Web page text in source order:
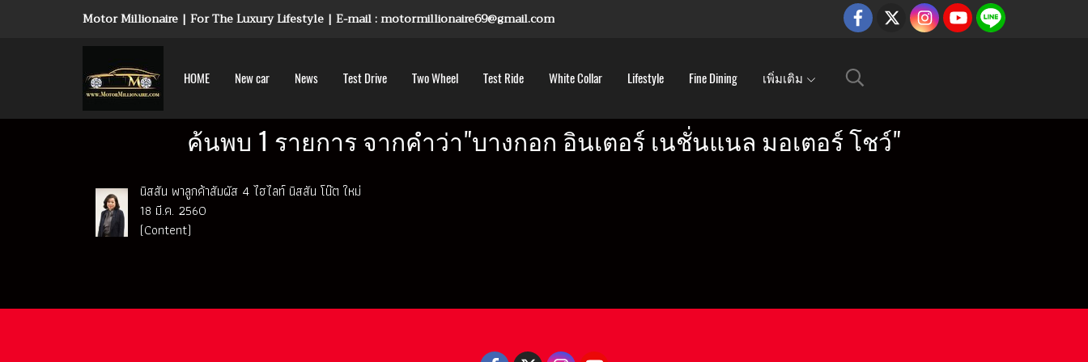
Motor Millionaire | For The Luxury Lifestyle | E-mail : motormillionaire69@gmail.com
HOME New car News Test Drive Two Wheel Test Ride White Collar Lifestyle Fine Dining เพิ่มเติม
ค้นพบ 1 รายการ จากคำว่า"บางกอก อินเตอร์ เนชั่นแนล มอเตอร์ โชว์"
นิสสัน พาลูกค้าสัมผัส 4 ไฮไลท์ นิสสัน โน๊ต ใหม่
18 มี.ค. 2560
(Content)